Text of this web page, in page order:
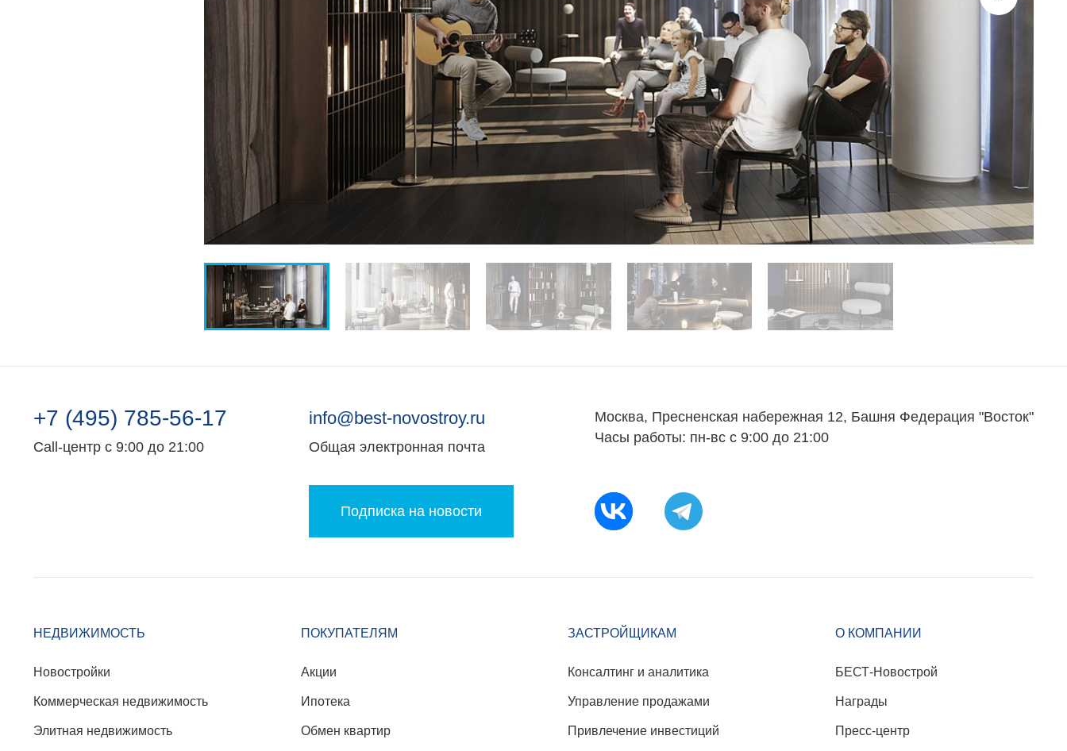
Партнеры
Вакансии
Контакты
+7 (495) 785-56-17
Call-центр с 9:00 до 21:00
info@best-novostroy.ru
Общая электронная почта
Подписка на новости
Москва, Пресненская набережная 12, Башня Федерация "Восток"
Часы работы: пн-вс с 9:00 до 21:00
НЕДВИЖИМОСТЬ
Новостройки
Коммерческая недвижимость
Элитная недвижимость
ПОКУПАТЕЛЯМ
Акции
Ипотека
Обмен квартир
ЗАСТРОЙЩИКАМ
Консалтинг и аналитика
Управление продажами
Привлечение инвестиций
О КОМПАНИИ
БЕСТ-Новострой
Награды
Пресс-центр